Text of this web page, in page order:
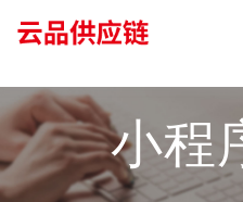
小程